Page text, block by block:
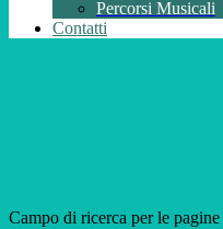
Percorsi Musicali
Contatti
Campo di ricerca per le